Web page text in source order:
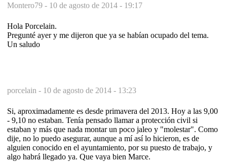
Montero79 - 10 de agosto de 2014 - 19:17
Hola Porcelain.
Pregunté ayer y me dijeron que ya se habían ocupado del tema.
Un saludo
porcelain - 10 de agosto de 2014 - 13:23
Si, aproximadamente es desde primavera del 2013. Hoy a las 9,00
- 9,10 no estaban. Tenía pensado llamar a protección civil si
estaban y más que nada montar un poco jaleo y "molestar". Como
dije, no lo puedo asegurar, aunque a mí así lo hicieron, es de
alguien conocido en el ayuntamiento, por su puesto de trabajo, y
algo habrá llegado ya. Que vaya bien Marce.